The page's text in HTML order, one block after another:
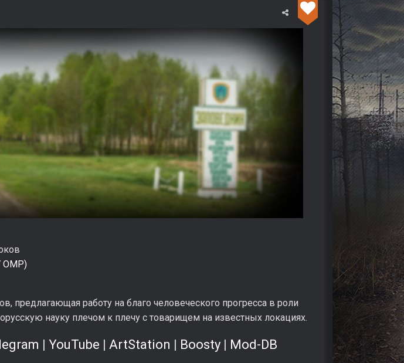
OMP)
предлагающая работу на благо человеческого прогресса в роли
науку плечом к плечу с товарищем на известных локациях.
YouTube ArtStation Boosty Mod-DB